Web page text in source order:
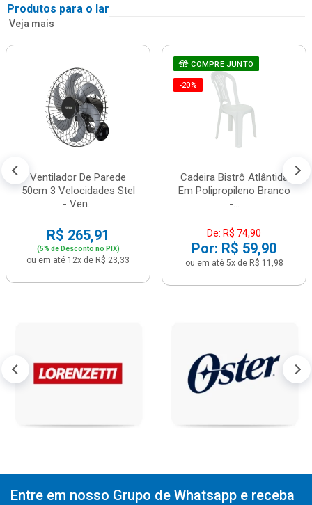
Produtos para o lar
Veja mais
Ventilador De Parede
50cm 3 Velocidades Stel
- Ven...
R$ 265,91
(5% de Desconto no PIX)
ou em até 12x de R$ 23,33
COMPRE JUNTO
-20%
Cadeira Bistrô Atlântida
Em Polipropileno Branco
-...
De: R$ 74,90
Por: R$ 59,90
ou em até 5x de R$ 11,98
Entre em nosso Grupo de Whatsapp e receba